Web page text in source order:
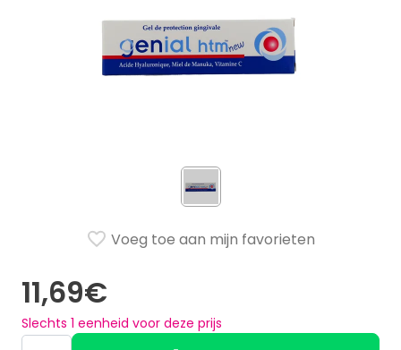
11,69€
Slechts 1 eenheid voor deze prijs
Voeg toe aan mijn favorieten